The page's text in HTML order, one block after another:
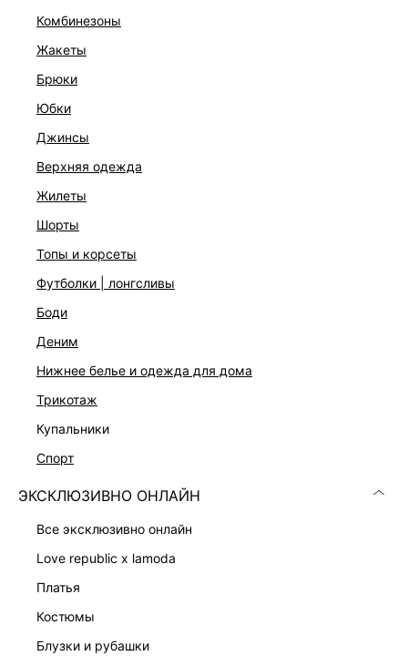
комбинезоны
жакеты
брюки
юбки
джинсы
верхняя одежда
жилеты
шорты
топы и корсеты
футболки | лонгсливы
боди
деним
нижнее белье и одежда для дома
трикотаж
купальники
спорт
ЭКСКЛЮЗИВНО ОНЛАЙН
все эксклюзивно онлайн
love republic x lamoda
платья
костюмы
блузки и рубашки
19 999 ₽-45%
5 599 ₽-46%